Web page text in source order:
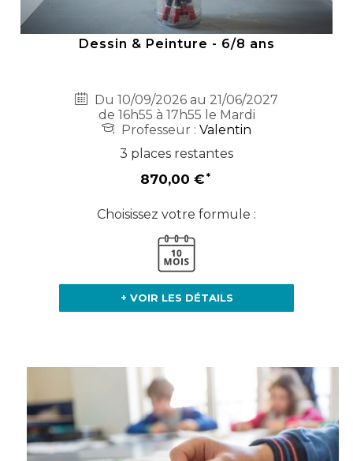
Dessin & Peinture - 6/8 ans
Du 10/09/2026 au 21/06/2027
de 16h55 à 17h55 le Mardi
Professeur : Valentin
3 places restantes
870,00 €
Choisissez votre formule :
+ VOIR LES DÉTAILS